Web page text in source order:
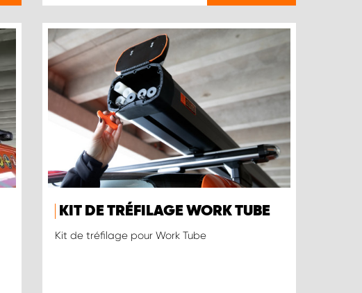
KIT DE TRÉFILAGE WORK TUBE
Kit de tréfilage pour Work Tube